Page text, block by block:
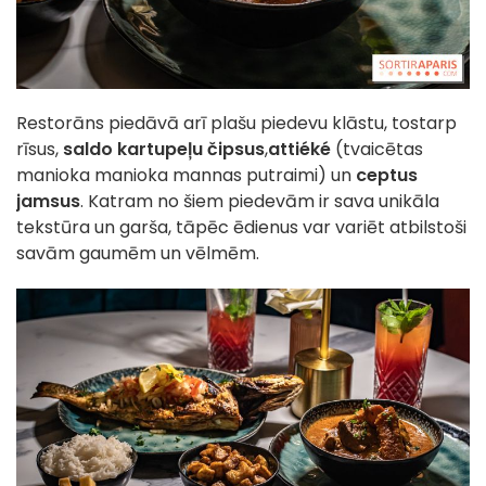
Restorāns piedāvā arī plašu piedevu klāstu, tostarp
rīsus, saldo kartupeļu čipsus,attiéké (tvaicētas
manioka manioka mannas putraimi) un ceptus
jamsus. Katram no šiem piedevām ir sava unikāla
tekstūra un garša, tāpēc ēdienus var variēt atbilstoši
savām gaumēm un vēlmēm.